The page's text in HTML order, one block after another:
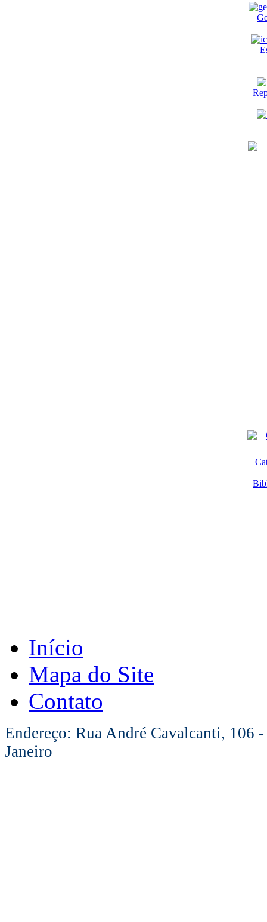
Início
Mapa do Site
Contato
Endereço: Rua André Cavalcanti, 106
Janeiro